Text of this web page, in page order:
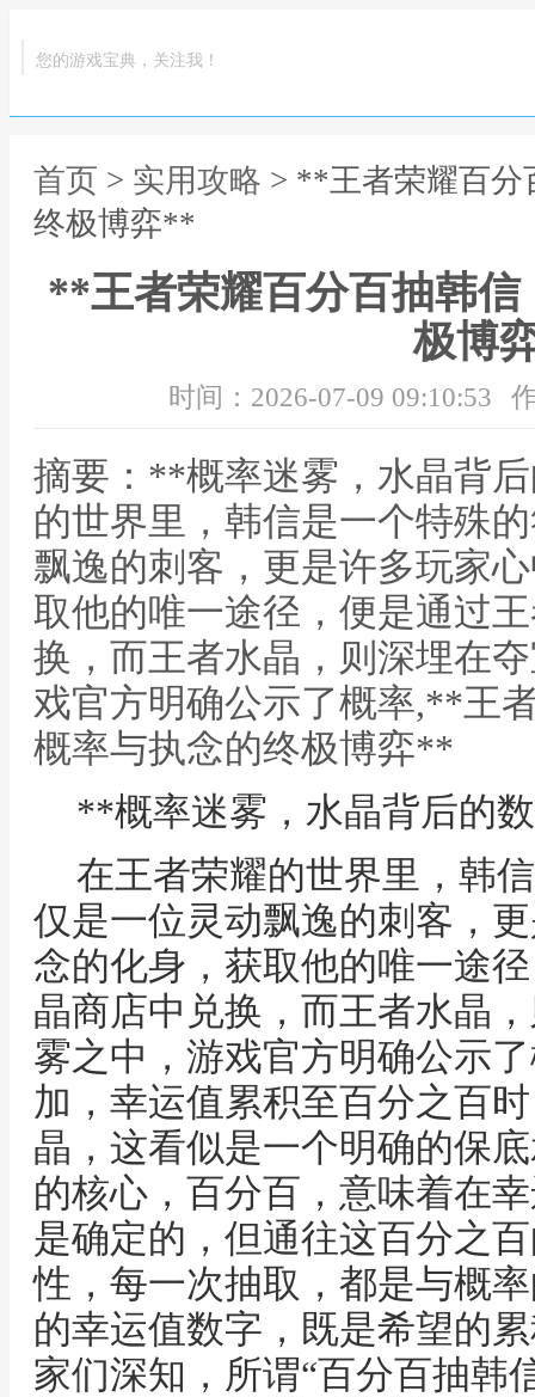
您的游戏宝典，关注我！
首页 > 实用攻略 > **王者荣耀百分
终极博弈**
**王者荣耀百分百抽韩
极博
时间：2026-07-09 09:10:53
摘要：**概率迷雾，水晶背
的世界里，韩信是一个特殊
飘逸的刺客，更是许多玩家
取他的唯一途径，便是通过
换，而王者水晶，则深埋在
戏官方明确公示了概率,**王
概率与执念的终极博弈**
**概率迷雾，水晶背后的
在王者荣耀的世界里，韩
仅是一位灵动飘逸的刺客，
念的化身，获取他的唯一途
晶商店中兑换，而王者水晶
雾之中，游戏官方明确公示
加，幸运值累积至百分之百
晶，这看似是一个明确的保
的核心，百分百，意味着在
是确定的，但通往这百分之
性，每一次抽取，都是与概
的幸运值数字，既是希望的
家们深知，所谓“百分百抽韩